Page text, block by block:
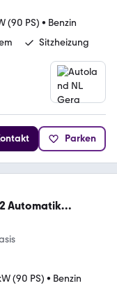
(90 PS) • Benzin
Sitzheizung
Parken
Automatik
gepflegt
(90 PS) • Benzin